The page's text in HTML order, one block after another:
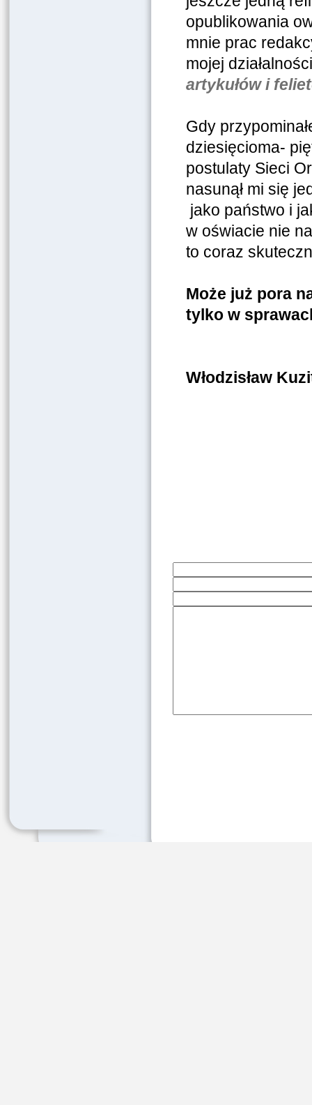
opublikowania
mnie prac
mojej
artykułów i
Gdy
dziesięcioma-
postulaty Sieci
nasunął mi się
jako państwo i
w oświacie nie
to coraz
Może już pora
tylko w
Włodzisław